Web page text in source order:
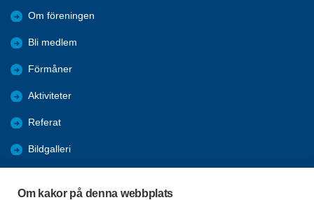
Om kakor på denna webbplats
Om föreningen
Bli medlem
Förmåner
Aktiviteter
Referat
Bildgalleri